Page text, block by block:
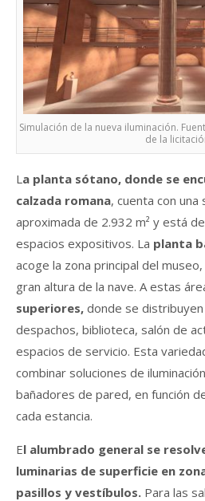
Simulación de la nueva iluminación.
de la
L a planta sótano, donde se
calzada romana, cuenta con una
aproximada de 2.932 m² y está
espacios expositivos. La planta
acoge la zona principal del
gran altura de la nave. A estas
superiores, donde se
despachos, biblioteca, salón de
espacios de servicio. Esta
combinar soluciones de
bañadores de pared, en función
cada estancia.
El alumbrado general se
luminarias de superficie en
pasillos y vestíbulos. Para las